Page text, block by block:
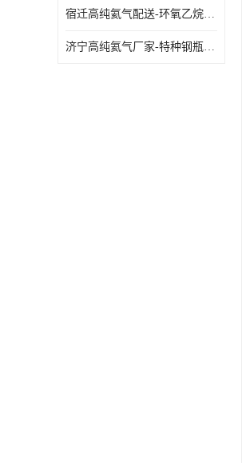
宿迁高纯氦气配送-环氧乙烷灭菌剂
济宁高纯氦气厂家-特种钢瓶年检配件销售